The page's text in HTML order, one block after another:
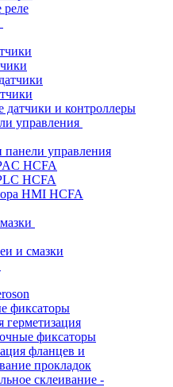
реле
датчики и контроллеры
управления
управления
HCFA
HCFA
HMI HCFA
и смазки
фиксаторы
герметизация
фиксаторы
фланцев и
прокладок
склеивание -